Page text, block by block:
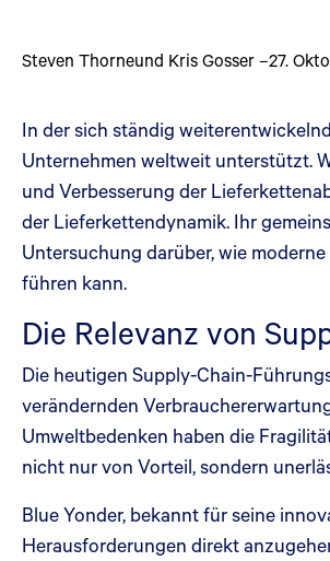
Steven Thorneund Kris Gosser–27.
In der sich ständig
Unternehmen weltweit unterstützt.
und Verbesserung der
der Lieferkettendynamik. Ihr
Untersuchung darüber, wie
führen kann.
Die Relevanz von
Die heutigen Supply-Chain-
verändernden
Umweltbedenken haben die
nicht nur von Vorteil, sondern
Blue Yonder, bekannt für seine
Herausforderungen direkt